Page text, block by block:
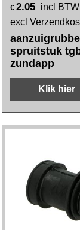
€ 2.05 incl BTW
excl
spruitstuk
zundapp
Klik hier